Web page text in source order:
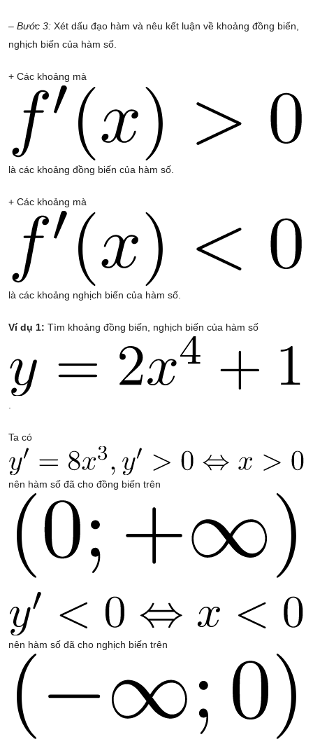
– Bước 3: Xét dấu đạo hàm và nêu kết luận về khoảng đồng biến,
nghịch biến của hàm số.
+ Các khoảng mà
là các khoảng đồng biến của hàm số.
+ Các khoảng mà
là các khoảng nghịch biến của hàm số.
Ví dụ 1: Tìm khoảng đồng biến, nghịch biến của hàm số
.
Ta có
nên hàm số đã cho đồng biến trên
nên hàm số đã cho nghịch biến trên